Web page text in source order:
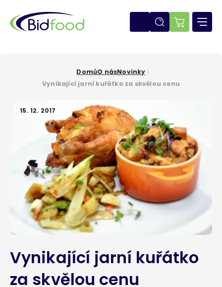
hlavnímu
obsahu
E-
Drobečková
DomůO násNovinky
Vynikající jarní kuřátko za skvělou cenu
15. 12. 2017
Vynikající jarní kuřátko
za skvělou cenu